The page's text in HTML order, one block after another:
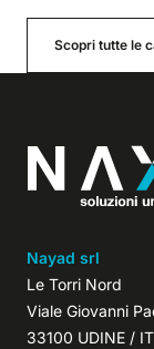
Scopri tutte le
Nayad srl
Le Torri Nord
Viale Giovanni
33100 UDINE / IT